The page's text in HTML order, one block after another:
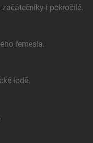
i pokročilé.
řemesla.
lodě.